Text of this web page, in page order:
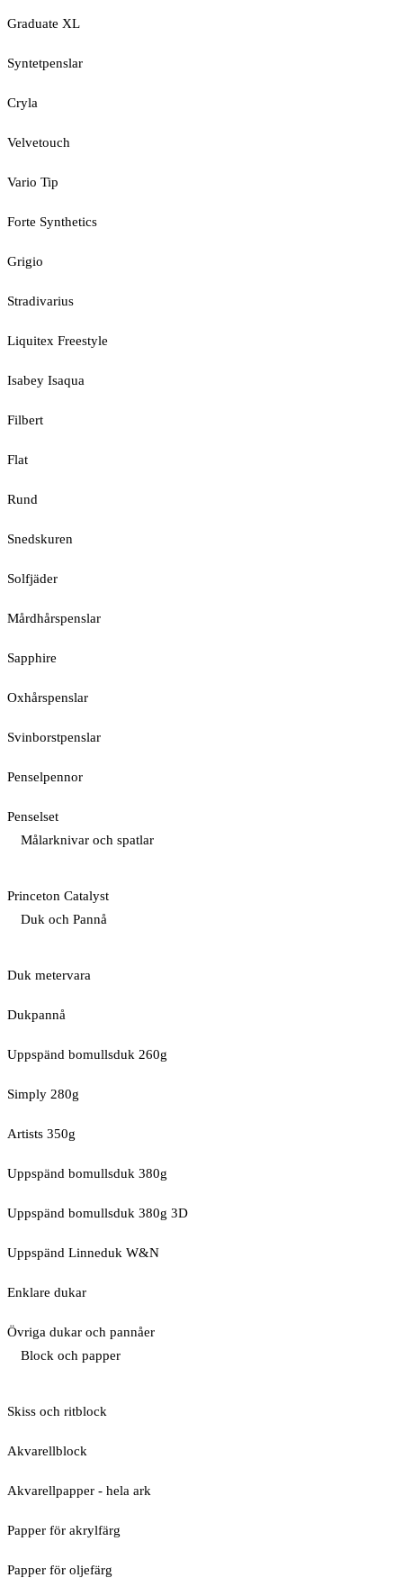
Graduate XL
Syntetpenslar
Cryla
Velvetouch
Vario Tip
Forte Synthetics
Grigio
Stradivarius
Liquitex Freestyle
Isabey Isaqua
Filbert
Flat
Rund
Snedskuren
Solfjäder
Mårdhårspenslar
Sapphire
Oxhårspenslar
Svinborstpenslar
Penselpennor
Penselset
Målarknivar och spatlar
Princeton Catalyst
Duk och Pannå
Duk metervara
Dukpannå
Uppspänd bomullsduk 260g
Simply 280g
Artists 350g
Uppspänd bomullsduk 380g
Uppspänd bomullsduk 380g 3D
Uppspänd Linneduk W&N
Enklare dukar
Övriga dukar och pannåer
Block och papper
Skiss och ritblock
Akvarellblock
Akvarellpapper - hela ark
Papper för akrylfärg
Papper för oljefärg